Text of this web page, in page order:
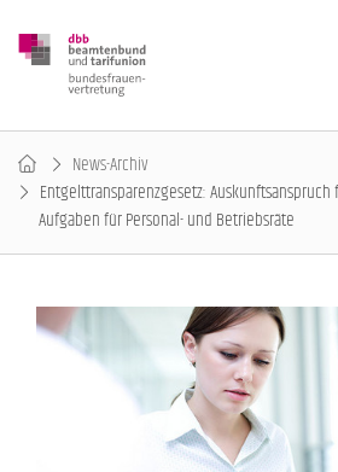
News-Archiv
Entgelttransparenzgesetz:
Aufgaben für Personal- und Betriebsräte